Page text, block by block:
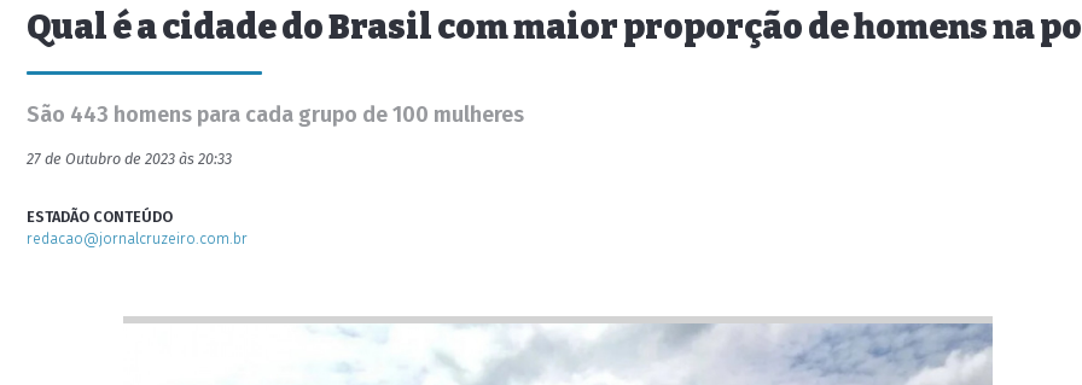
Qual é a cidade do Brasil com maior proporção de homens na
São 443 homens para cada grupo de 100 mulheres
27 de Outubro de 2023 às 20:33
ESTADÃO CONTEÚDO
redacao@jornalcruzeiro.com.br